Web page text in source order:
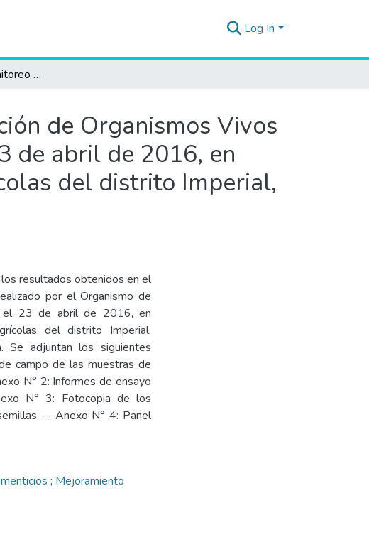
Log In
Resultados del monitoreo piloto para la detección de Organismos Vivos Modificados (OVM) realizado por el OEFA el 23 de abril de 2016, en establecimientos comerciales de insumos agrícolas del distrito Imperial, provincia de Cañete, departamento de Lima.
de Organismos Vivos
de abril de 2016, en
del distrito Imperial,
resultados obtenidos en el
por el Organismo de
el 23 de abril de 2016, en
del distrito Imperial,
Se adjuntan los siguientes
campo de las muestras de
N° 2: Informes de ensayo
N° 3: Fotocopia de los
-- Anexo N° 4: Panel
; Mejoramiento